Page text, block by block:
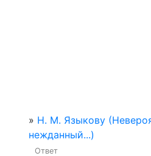
» Н. М. Языкову
нежданный...)
Ответ